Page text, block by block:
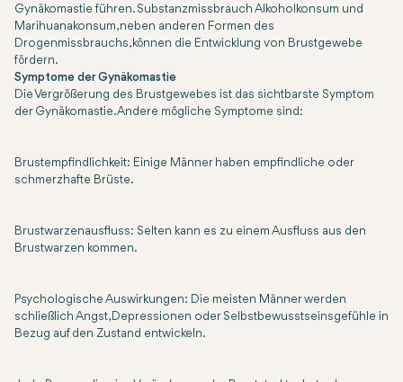
Gynäkomastie führen. Substanzmissbrauch Alkoholkonsum und
Marihuanakonsum, neben anderen Formen des
Drogenmissbrauchs, können die Entwicklung von Brustgewebe
fördern.
Symptome der Gynäkomastie
Die Vergrößerung des Brustgewebes ist das sichtbarste Symptom
der Gynäkomastie. Andere mögliche Symptome sind:
Brustempfindlichkeit: Einige Männer haben empfindliche oder
schmerzhafte Brüste.
Brustwarzenausfluss: Selten kann es zu einem Ausfluss aus den
Brustwarzen kommen.
Psychologische Auswirkungen: Die meisten Männer werden
schließlich Angst, Depressionen oder Selbstbewusstseinsgefühle in
Bezug auf den Zustand entwickeln.